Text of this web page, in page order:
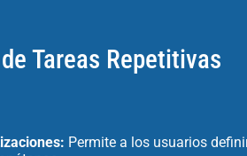
Tareas Repetitivas
Permite a los usuarios